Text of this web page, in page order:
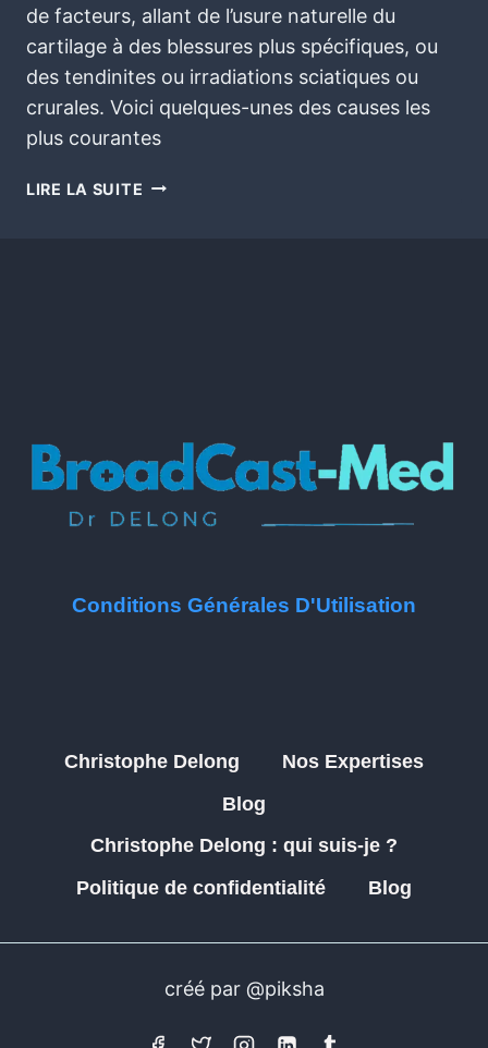
de facteurs, allant de l’usure naturelle du
cartilage à des blessures plus spécifiques, ou
des tendinites ou irradiations sciatiques ou
crurales. Voici quelques-unes des causes les
plus courantes
LIRE LA SUITE
Conditions Générales D'Utilisation
Christophe Delong
Nos Expertises
Blog
Christophe Delong : qui suis-je ?
Politique de confidentialité
Blog
créé par @piksha